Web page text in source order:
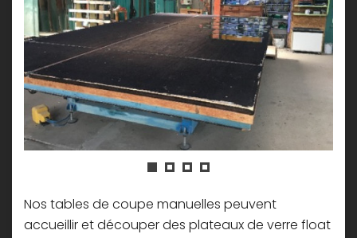
Nos tables de coupe manuelles peuvent
accueillir et découper des plateaux de verre float